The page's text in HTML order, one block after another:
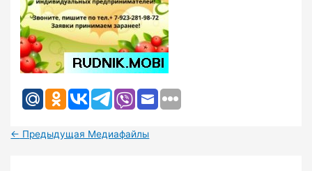
← Предыдущая Медиафайлы